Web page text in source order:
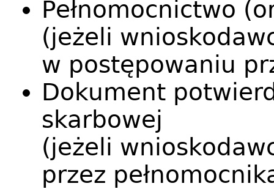
Pełnomocnictwo
(jeżeli
w postępowaniu
Dokument
skarbowej
(jeżeli
przez